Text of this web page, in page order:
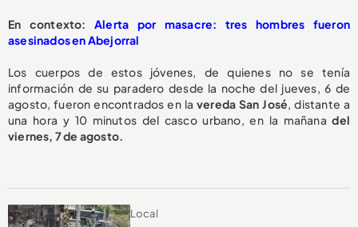
En contexto: Alerta por masacre: tres hombres fueron
asesinados en Abejorral
Los cuerpos de estos jóvenes, de quienes no se tenía
información de su paradero desde la noche del jueves, 6 de
agosto, fueron encontrados en la vereda San José , distante a
una hora y 10 minutos del casco urbano, en la mañana del
viernes, 7 de agosto.
Local